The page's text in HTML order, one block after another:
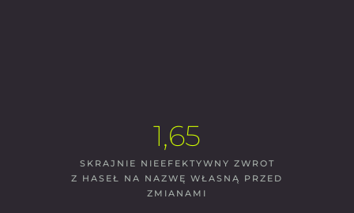
1,65
SKRAJNIE NIEEFEKTYWNY ZWROT
Z HASEŁ NA NAZWĘ WŁASNĄ PRZED
ZMIANAMI